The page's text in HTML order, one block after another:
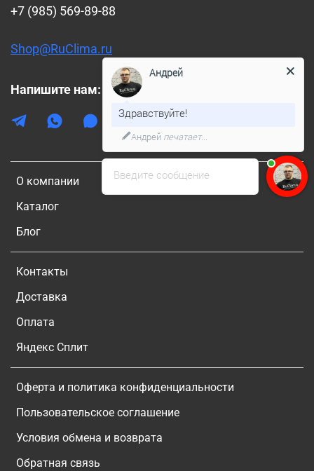
О компании
Каталог
Блог
Контакты
Доставка
Оплата
Яндекс Сплит
Оферта и политика конфиденциальности
Пользовательское соглашение
Условия обмена и возврата
Обратная связь
+7 (985) 569-89-88
Shop@RuClima.ru
Напишите нам:
Введите сообщение
Андрей
Здравствуйте!
Андрей печатает...